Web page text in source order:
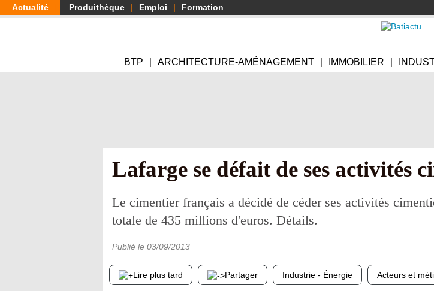
Aller
au
Actualité Produithèque Emploi Formation
BTP ARCHITECTURE-AMÉNAGEMENT IMMOBILIER
Lafarge se défait de ses activités
Le cimentier français a décidé de céder ses activités
totale de 435 millions d'euros. Détails.
Publié le 03/09/2013
Lire plus tard Partager Industrie - Énergie Acteurs et